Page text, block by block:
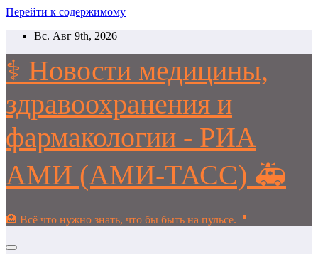
Перейти к содержимому
Вс. Авг 9th, 2026
⚕️ Новости медицины,
здравоохранения и
фармакологии - РИА
АМИ (АМИ-ТАСС) 🚑
🏥 Всё что нужно знать, что бы быть на пульсе. 💊